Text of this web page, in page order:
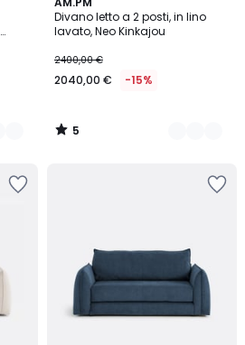
Divano letto a 2 posti, in lino
lavato, Neo Kinkajou
2400,00 €
2040,00 € -15%
/
5
2
Colori
5
/